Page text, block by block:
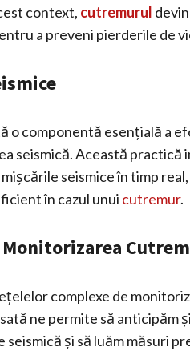
context, cutremurul
a preveni pierderile de
componentă esențială a
seismică. Această practică
seismice în timp
în cazul unui cutremur.
complexe de
ne permite să anticipăm
și să luăm măsuri